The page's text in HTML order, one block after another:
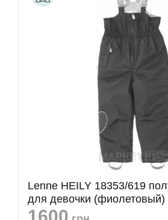
Lenne HEILY 18353/619
для девочки (фиолетовый)